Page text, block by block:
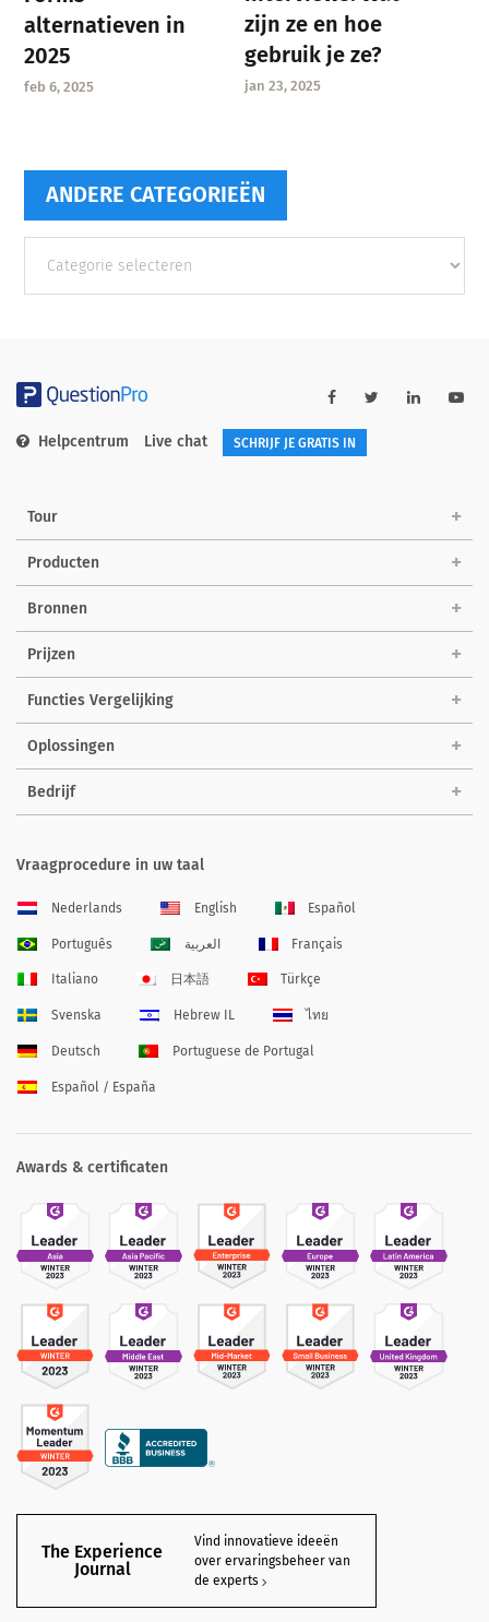
alternatieven in
2025
feb 6, 2025
zijn ze en hoe
gebruik je ze?
jan 23, 2025
ANDERE CATEGORIEËN
categorieën
Helpcentrum Live chat SCHRIJF JE GRATIS IN
Tour
Producten
Bronnen
Prijzen
Functies Vergelijking
Oplossingen
Bedrijf
Vraagprocedure in uw taal
Nederlands English Español
Português العربية Français
Italiano 日本語 Türkçe
Svenska Hebrew IL ไทย
Deutsch Portuguese de Portugal
Español / España
Awards & certificaten
The Experience
Journal
Vind innovatieve ideeën
over ervaringsbeheer van
de experts